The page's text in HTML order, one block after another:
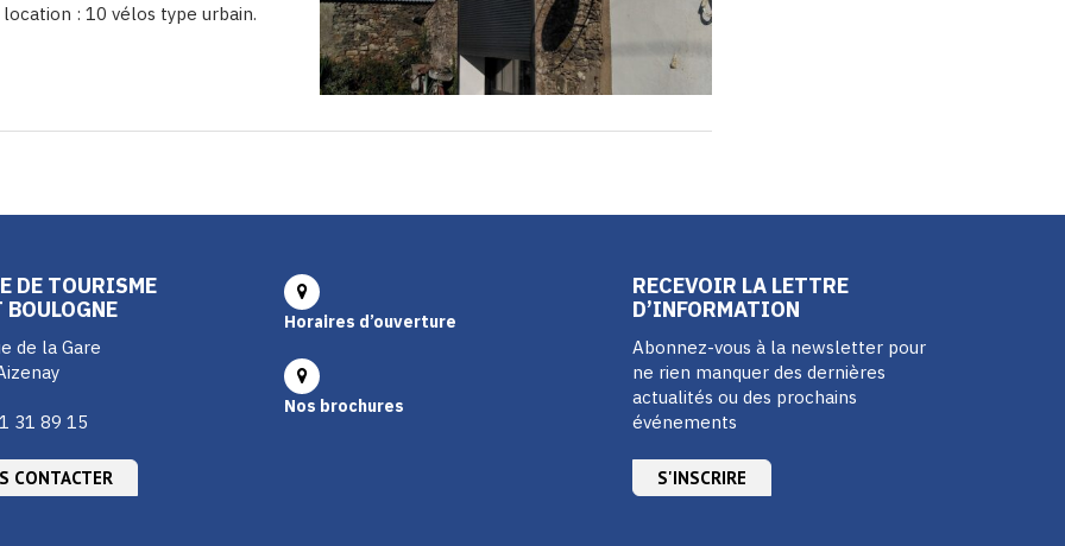
: 10 vélos type urbain.
DE TOURISME
de la Gare
31 89 15
CONTACTER
Horaires d’ouverture
Nos brochures
RECEVOIR LA LETTRE
D’INFORMATION
Abonnez-vous à la newsletter pour
ne rien manquer des dernières
actualités ou des prochains
événements
S'INSCRIRE